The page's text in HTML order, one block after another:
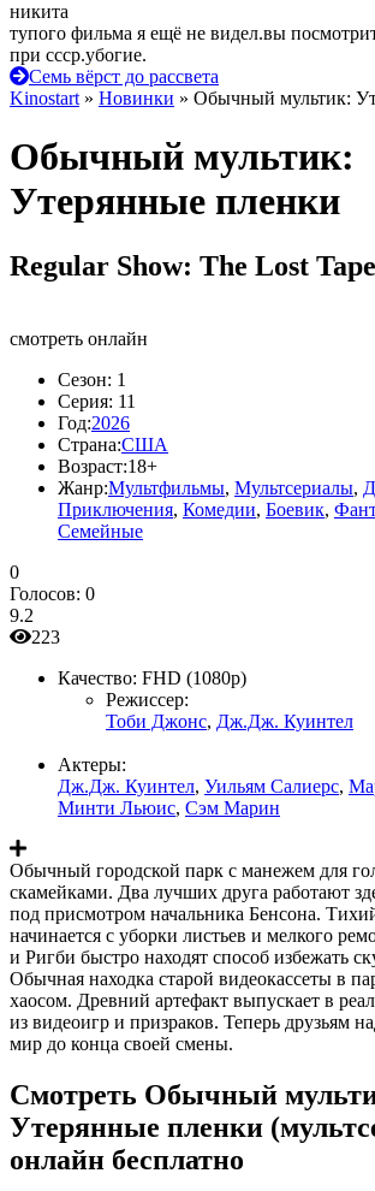
никита
тупого фильма я ещё не видел.вы
при ссср.убогие.
Семь вёрст до рассвета
Kinostart » Новинки » Обычный мультик:
Обычный мультик:
Утерянные пленки
Regular Show: The Lost
смотреть онлайн
Сезон: 1
Серия: 11
Год:2026
Страна:США
Возраст:18+
Жанр:Мультфильмы, Мультсериалы,
Приключения, Комедии, Боевик,
Семейные
0
Голосов: 0
9.2
223
Качество: FHD (1080p)
Режиссер:
Тоби Джонс, Дж.Дж. Куинтел
Актеры:
Дж.Дж. Куинтел, Уильям Салиерс,
Минти Льюис, Сэм Марин
Обычный городской парк с манежем для
скамейками. Два лучших друга работают
под присмотром начальника Бенсона.
начинается с уборки листьев и мелкого
и Ригби быстро находят способ избежать
Обычная находка старой видеокассеты в
хаосом. Древний артефакт выпускает в
из видеоигр и призраков. Теперь друзьям
мир до конца своей смены.
Смотреть Обычный
Утерянные пленки
онлайн бесплатно